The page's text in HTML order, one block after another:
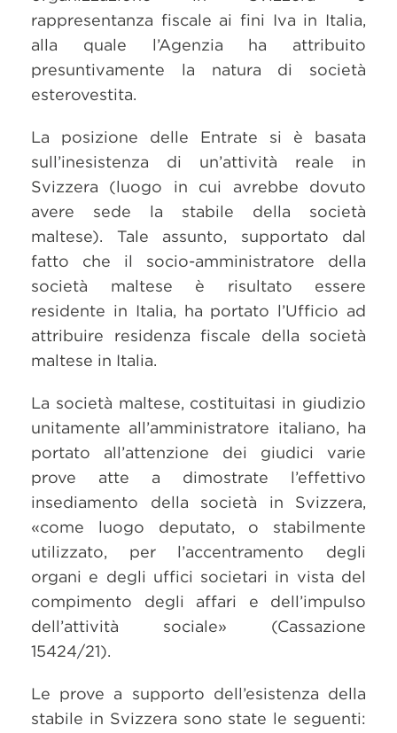
rappresentanza fiscale ai fini Iva in Italia,
alla quale l’Agenzia ha attribuito
presuntivamente la natura di società
esterovestita.
La posizione delle Entrate si è basata
sull’inesistenza di un’attività reale in
Svizzera (luogo in cui avrebbe dovuto
avere sede la stabile della società
maltese). Tale assunto, supportato dal
fatto che il socio-amministratore della
società maltese è risultato essere
residente in Italia, ha portato l’Ufficio ad
attribuire residenza fiscale della società
maltese in Italia.
La società maltese, costituitasi in giudizio
unitamente all’amministratore italiano, ha
portato all’attenzione dei giudici varie
prove atte a dimostrate l’effettivo
insediamento della società in Svizzera,
«come luogo deputato, o stabilmente
utilizzato, per l’accentramento degli
organi e degli uffici societari in vista del
compimento degli affari e dell’impulso
dell’attività sociale» (Cassazione
15424/21).
Le prove a supporto dell’esistenza della
stabile in Svizzera sono state le seguenti: